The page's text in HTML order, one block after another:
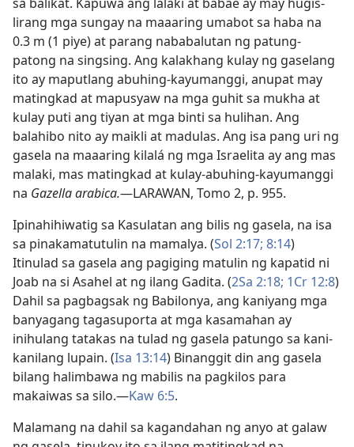
lirang mga sungay na maaaring umabot sa haba na
0.3 m (1 piye) at parang nababalutan ng patung-
patong na singsing. Ang kalakhang kulay ng gaselang
ito ay maputlang abuhing-kayumanggi, anupat may
matingkad at mapusyaw na mga guhit sa mukha at
kulay puti ang tiyan at mga binti sa hulihan. Ang
balahibo nito ay maikli at madulas. Ang isa pang uri ng
gasela na maaaring kilalá ng mga Israelita ay ang mas
malaki, mas matingkad at kulay-abuhing-kayumanggi
na Gazella arabica.​—LARAWAN, Tomo 2, p. 955.
Ipinahihiwatig sa Kasulatan ang bilis ng gasela, na isa
sa pinakamatutulin na mamalya. (Sol 2:17; 8:14)
Itinulad sa gasela ang pagiging matulin ng kapatid ni
Joab na si Asahel at ng ilang Gadita. (2Sa 2:18; 1Cr 12:8)
Dahil sa pagbagsak ng Babilonya, ang kaniyang mga
banyagang tagasuporta at mga kasamahan ay
inihulang tatakas na tulad ng gasela patungo sa kani-
kanilang lupain. (Isa 13:14) Binanggit din ang gasela
bilang halimbawa ng mabilis na pagkilos para
makaiwas sa silo.​—Kaw 6:5.
Malamang na dahil sa kagandahan ng anyo at galaw